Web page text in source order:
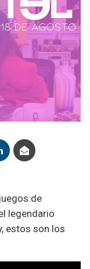
de
legendario
estos son los